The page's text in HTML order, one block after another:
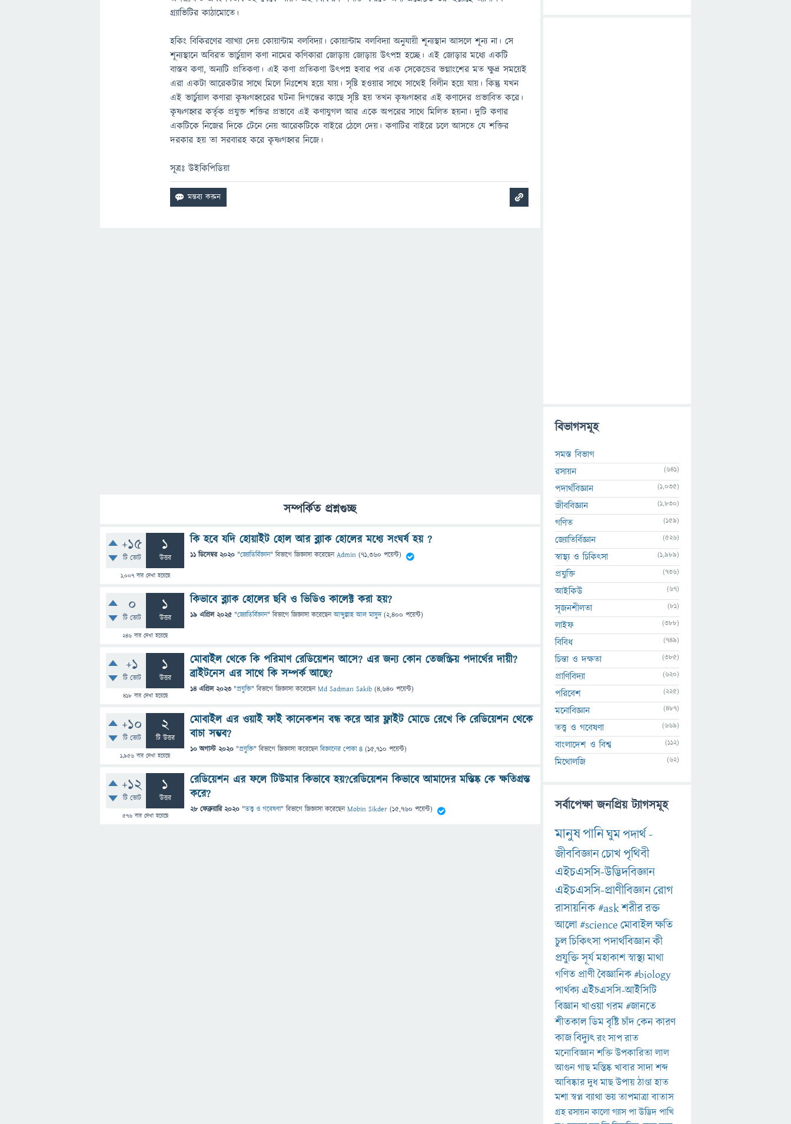
গ্র্যাভিটির কাঠামোতে।
হকিং বিকিরণের ব্যাখ্যা দেয় কোয়ান্টাম বলবিদ্যা। কোয়ান্টাম বলবিদ্যা অনুযায়ী শূন্যস্থান আসলে শূন্য না। সে
শূন্যস্থানে অবিরত ভার্চুয়াল কণা নামের কণিকারা জোড়ায় জোড়ায় উৎপন্ন হচ্ছে। এই জোড়ার মধ্যে একটি
বাস্তব কণা, অন্যটি প্রতিকণা। এই কণা প্রতিকণা উৎপন্ন হবার পর এক সেকেন্ডের ভগ্নাংশের মত ক্ষুদ্র সময়েই
এরা একটা আরেকটার সাথে মিলে নিঃশেষ হয়ে যায়। সৃষ্টি হওয়ার সাথে সাথেই বিলীন হয়ে যায়। কিন্তু যখন
এই ভার্চুয়াল কণারা কৃষ্ণগহ্বরের ঘটনা দিগন্তের কাছে সৃষ্টি হয় তখন কৃষ্ণগহ্বর এই কণাদের প্রভাবিত করে।
কৃষ্ণগহ্বর কর্তৃক প্রযুক্ত শক্তির প্রভাবে এই কণাযুগল আর একে অপরের সাথে মিলিত হয়না। দুটি কণার
একটিকে নিজের দিকে টেনে নেয় আরেকটিকে বাইরে ঠেলে দেয়। কণাটির বাইরে চলে আসতে যে শক্তির
দরকার হয় তা সরবারহ করে কৃষ্ণগহ্বর নিজে।
সূত্রঃ উইকিপিডিয়া
সম্পর্কিত প্রশ্নগুচ্ছ
+15
টি ভোট
1
উত্তর
1,007বার দেখা হয়েছে
কি হবে যদি হোয়াইট হোল আর ব্ল্যাক হোলের মধ্যে সংঘর্ষ হয় ?
11 ডিসেম্বর 2020 "জ্যোতির্বিজ্ঞান" বিভাগে জিজ্ঞাসাকরেছেনAdmin (71,360 পয়েন্ট)
0
টি ভোট
1
উত্তর
246 বার দেখা হয়েছে
কিভাবে ব্ল্যাক হোলের ছবি ও ভিডিও কালেক্ট করা হয়?
19 এপ্রিল 2025 "জ্যোতির্বিজ্ঞান" বিভাগে জিজ্ঞাসাকরেছেনআব্দুল্লাহ আল মাসুদ (2,400 পয়েন্ট)
+1
টি ভোট
1
উত্তর
418বার দেখা হয়েছে
মোবাইল থেকে কি পরিমাণ রেডিয়েশন আসে? এর জন্য কোন তেজস্ক্রিয় পদার্থের দায়ী?
ব্রাইটনেস এর সাথে কি সম্পর্ক আছে?
14 এপ্রিল 2023 "প্রযুক্তি" বিভাগে জিজ্ঞাসাকরেছেনMd Sadman Sakib (4,640 পয়েন্ট)
+10
টি ভোট
2
টি উত্তর
1,956 বার দেখা হয়েছে
মোবাইল এর ওয়াই ফাই কানেকশন বন্ধ করে আর ফ্লাইট মোডে রেখে কি রেডিয়েশন থেকে
বাচা সম্ভব?
10 অগাস্ট 2020 "প্রযুক্তি" বিভাগে জিজ্ঞাসাকরেছেনবিজ্ঞানের পোকা ৪ (15,710 পয়েন্ট)
+12
টি ভোট
1
উত্তর
576বার দেখা হয়েছে
রেডিয়েশন এর ফলে টিউমার কিভাবে হয়?রেডিয়েশন কিভাবে আমাদের মস্তিষ্ক কে ক্ষতিগ্রস্ত
করে?
28 ফেব্রুয়ারি 2020 "তত্ত্ব ও গবেষণা" বিভাগে জিজ্ঞাসাকরেছেনMobin Sikder (15,760 পয়েন্ট)
বিভাগসমূহ
সমস্ত বিভাগ
রসায়ন
(641)
পদার্থবিজ্ঞান (1,035)
জীববিজ্ঞান (1,830)
গণিত (159)
জ্যোতির্বিজ্ঞান (526)
স্বাস্থ্য ও চিকিৎসা (1,989)
প্রযুক্তি (736)
আইকিউ (67)
সৃজনশীলতা (81)
লাইফ (388)
বিবিধ (749)
চিন্তা ও দক্ষতা (385)
প্রাণিবিদ্যা (620)
পরিবেশ (225)
মনোবিজ্ঞান (487)
তত্ত্ব ও গবেষণা (669)
বাংলাদেশ ও বিশ্ব (112)
মিথোলজি (62)
সর্বাপেক্ষা জনপ্রিয় ট্যাগসমূহ
মানুষপানিঘুমপদার্থ-
জীববিজ্ঞানচোখপৃথিবী
এইচএসসি-উদ্ভিদবিজ্ঞান
এইচএসসি-প্রাণীবিজ্ঞানরোগ
রাসায়নিক#askশরীররক্ত
আলো#scienceমোবাইলক্ষতি
চুলচিকিৎসাপদার্থবিজ্ঞানকী
প্রযুক্তিসূর্যমহাকাশস্বাস্থ্যমাথা
গণিত প্রাণীবৈজ্ঞানিক#biology
পার্থক্য এইচএসসি-আইসিটি
বিজ্ঞানখাওয়াগরম#জানতে
শীতকালডিমবৃষ্টিচাঁদকেনকারণ
কাজবিদ্যুৎরংসাপরাত
মনোবিজ্ঞানশক্তিউপকারিতালাল
আগুনগাছমস্তিষ্কখাবারসাদাশব্দ
আবিষ্কারদুধমাছউপায়ঠাণ্ডাহাত
মশাস্বপ্নব্যাথাভয়তাপমাত্রাবাতাস
গ্রহরসায়নকালোগ্যাসপাউদ্ভিদপাখি